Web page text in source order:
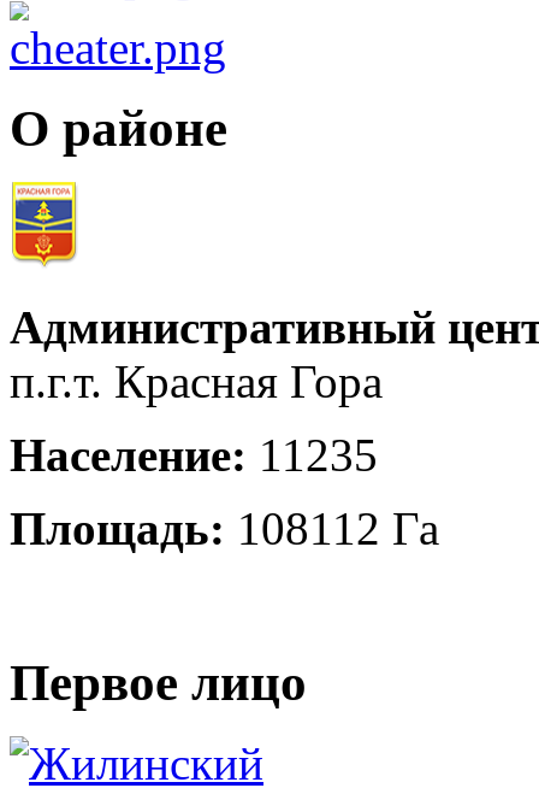
О районе
Административный
п.г.т. Красная Гора
Население: 11235
Площадь: 108112 Га
Первое лицо